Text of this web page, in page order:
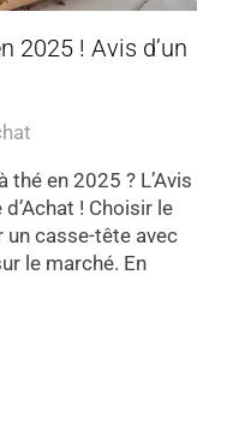
2025 ! Avis d’un
en 2025 ? L’Avis
! Choisir le
un casse-tête avec
le marché. En